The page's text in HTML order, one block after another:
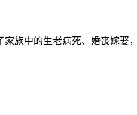
族中的生老病死、婚丧嫁娶